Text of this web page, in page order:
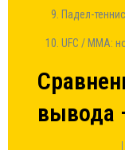
Падел-
UFC / MMA:
вывода